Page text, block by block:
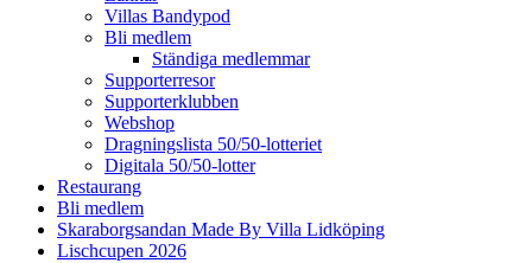
Villas Bandypod
Bli medlem
Ständiga medlemmar
Supporterresor
Supporterklubben
Webshop
Dragningslista 50/50-lotteriet
Digitala 50/50-lotter
Restaurang
Bli medlem
Skaraborgsandan Made By Villa Lidköping
Lischcupen 2026